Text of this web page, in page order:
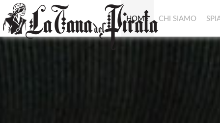
CHI SIAMO
HOME